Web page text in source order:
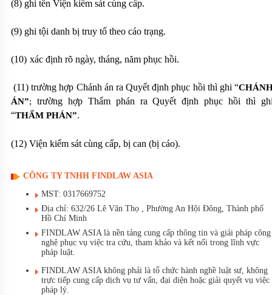
(8) ghi tên Viện kiểm sát cùng cấp.
(9) ghi tội danh bị truy tố theo cáo trạng.
(10) xác định rõ ngày, tháng, năm phục hồi.
(11) trường hợp Chánh án ra Quyết định phục hồi thì ghi “
ÁN”; trường hợp Thẩm phán ra Quyết định phục hồi thì
“THẨM PHÁN”.
(12) Viện kiểm sát cùng cấp, bị can (bị cáo).
CÔNG TY TNHH FINDLAW ASIA
MST: 0317669752
Địa chỉ: 632/26 Lê Văn Thọ , Phường An Hội Đông, Thành phố
Hồ Chí Minh
FINDLAW ASIA là nền tảng cung cấp thông tin và giải pháp công
nghệ phục vụ việc tra cứu, tham khảo và kết nối trong lĩnh vực
pháp luật.
FINDLAW ASIA không phải là tổ chức hành nghề luật sư, không
trực tiếp cung cấp dịch vụ tư vấn, đại diện hoặc giải quyết vụ việc
pháp lý.